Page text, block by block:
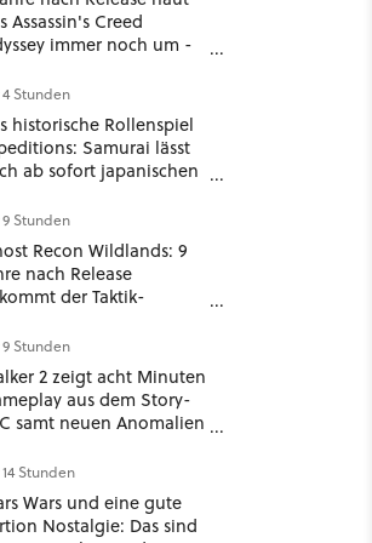
Assassin's Creed
immer noch um -
Stunden
historische Rollenspiel
Samurai lässt
ab sofort japanischen
mit Gewalt oder
Stunden
Recon Wildlands: 9
nach Release
der Taktik-
ein dickes Update
Stunden
2 zeigt acht Minuten
aus dem Story-
samt neuen Anomalien
Stunden
Wars und eine gute
Nostalgie: Das sind